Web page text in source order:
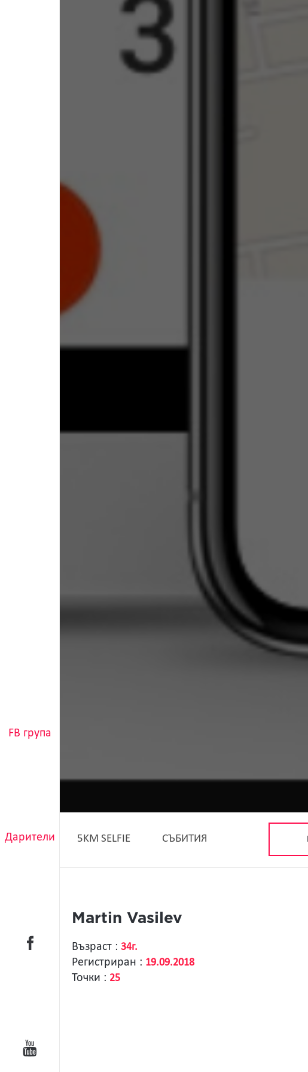
FB група
Дарители 5KM SELFIE СЪБИТИЯ
Martin Vasilev
Възраст : 34г.
Регистриран : 19.09.2018
Точки : 25